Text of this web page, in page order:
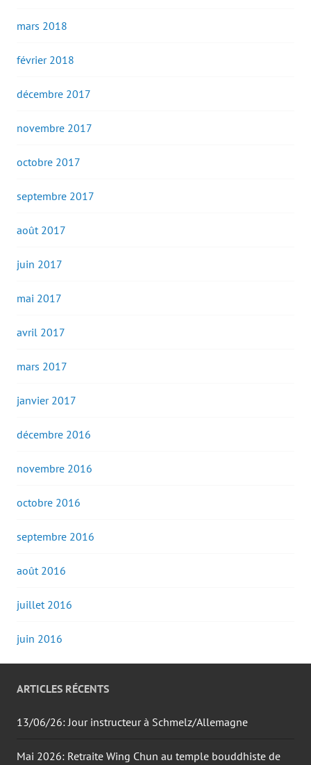
mars 2018
février 2018
décembre 2017
novembre 2017
octobre 2017
septembre 2017
août 2017
juin 2017
mai 2017
avril 2017
mars 2017
janvier 2017
décembre 2016
novembre 2016
octobre 2016
septembre 2016
août 2016
juillet 2016
juin 2016
ARTICLES RÉCENTS
13/06/26: Jour instructeur à Schmelz/Allemagne
Mai 2026: Retraite Wing Chun au temple bouddhiste de